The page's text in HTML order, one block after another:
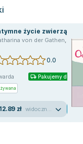
życie zwierząt
von der Gathen, Anke Kuhl
0.0
Pakujemy dzisiaj
12.89 zł